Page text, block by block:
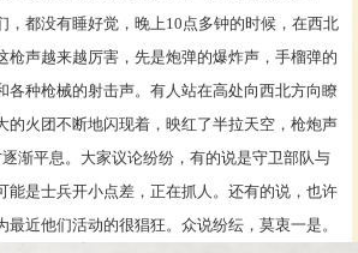
，都没有睡好觉，晚上10点多钟的时候，在西北
枪声越来越厉害，先是炮弹的爆炸声，手榴弹的
各种枪械的射击声。有人站在高处向西北方向瞭
的火团不断地闪现着，映红了半拉天空，枪炮声
渐平息。大家议论纷纷，有的说是守卫部队与
能是士兵开小点差，正在抓人。还有的说，也许
最近他们活动的很猖狂。众说纷纭，莫衷一是。